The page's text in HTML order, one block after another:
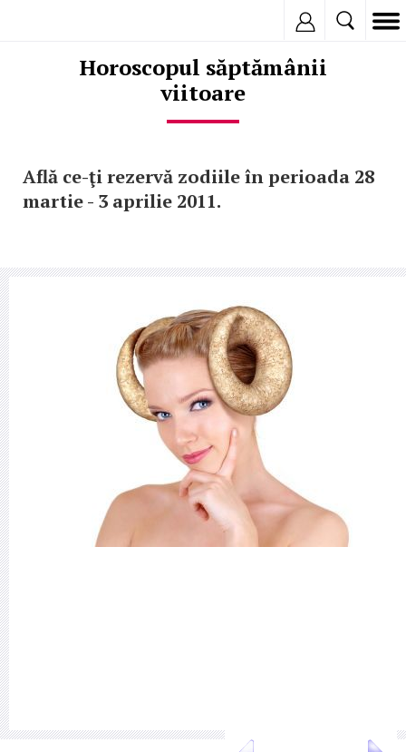
Horoscopul săptămânii
viitoare
Află ce-ţi rezervă zodiile în perioada 28
martie - 3 aprilie 2011.